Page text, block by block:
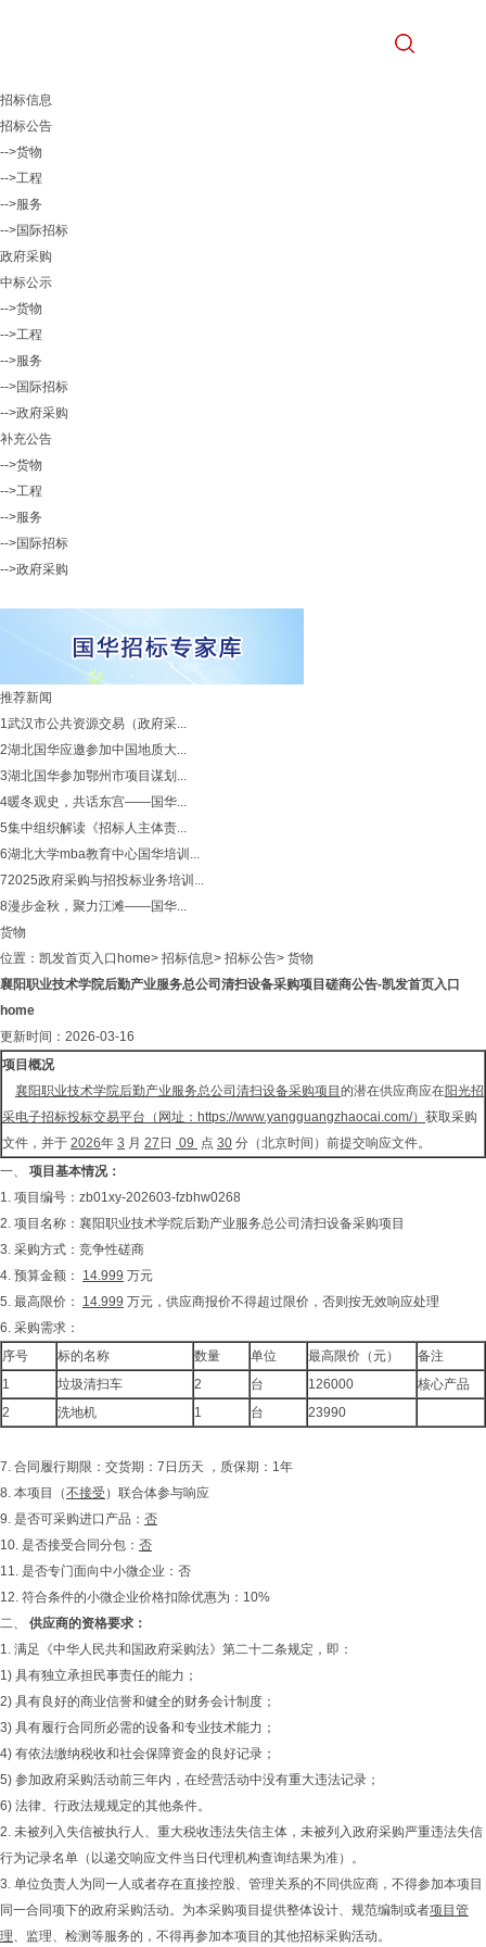
招标信息
招标公告
-->货物
-->工程
-->服务
-->国际招标
政府采购
中标公示
-->货物
-->工程
-->服务
-->国际招标
-->政府采购
补充公告
-->货物
-->工程
-->服务
-->国际招标
-->政府采购
推荐新闻
1武汉市公共资源交易（政府采...
2湖北国华应邀参加中国地质大...
3湖北国华参加鄂州市项目谋划...
4暖冬观史，共话东宫——国华...
5集中组织解读《招标人主体责...
6湖北大学mba教育中心国华培训...
72025政府采购与招投标业务培训...
8漫步金秋，聚力江滩——国华...
货物
位置： 凯发首页入口home> 招标信息> 招标公告> 货物
襄阳职业技术学院后勤产业服务总公司清扫设备采购项目磋商公告-凯发首页入口
home
更新时间：2026-03-16
项目概况
襄阳职业技术学院后勤产业服务总公司清扫设备采购项目 的潜在供应商应在阳光招
采电子招标投标交易平台（网址： https://www.yangguangzhaocai.com/） 获取采购
文件，并于 2026年 3 月 27 日 09 点 30 分（北京时间）前提交响应文件。
一、 项目基本情况：
1. 项目编号：zb01xy-202603-fzbhw0268
2. 项目名称：襄阳职业技术学院后勤产业服务总公司清扫设备采购项目
3. 采购方式：竞争性磋商
4. 预算金额： 14.999 万元
5. 最高限价： 14.999 万元，供应商报价不得超过限价，否则按无效响应处理
6. 采购需求：
序号
标的名称 数量 单位 最高限价（元）
备注
1
垃圾清扫车 2 台 126000
核心产品
2
洗地机 1 台 23990
7. 合同履行期限：交货期：7日历天 ，质保期：1年
8. 本项目（不接受 ）联合体参与响应
9. 是否可采购进口产品： 否
10. 是否接受合同分包： 否
11. 是否专门面向中小微企业：否
12. 符合条件的小微企业价格扣除优惠为：10%
二、 供应商的资格要求：
1. 满足《中华人民共和国政府采购法》第二十二条规定，即：
1) 具有独立承担民事责任的能力；
2) 具有良好的商业信誉和健全的财务会计制度；
3) 具有履行合同所必需的设备和专业技术能力；
4) 有依法缴纳税收和社会保障资金的良好记录；
5) 参加政府采购活动前三年内，在经营活动中没有重大违法记录；
6) 法律、行政法规规定的其他条件。
2. 未被列入失信被执行人、重大税收违法失信主体，未被列入政府采购严重违法失信
行为记录名单（以递交响应文件当日代理机构查询结果为准）。
3. 单位负责人为同一人或者存在直接控股、管理关系的不同供应商，不得参加本项目
同一合同项下的政府采购活动。为本采购项目提供整体设计、规范编制或者项目管
理、监理、检测等服务的，不得再参加本项目的其他招标采购活动。